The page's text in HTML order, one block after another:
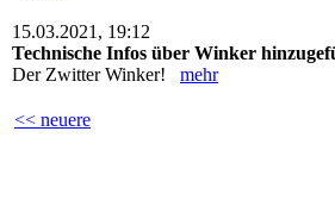
15.03.2021, 19:12
Technische Infos über Winker
Der Zwitter Winker! mehr
<< neuere